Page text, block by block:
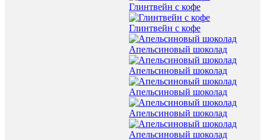
Глинтвейн с кофе
Глинтвейн с кофе
Апельсиновый шоколад
Апельсиновый шоколад
Апельсиновый шоколад
Апельсиновый шоколад
Апельсиновый шоколад